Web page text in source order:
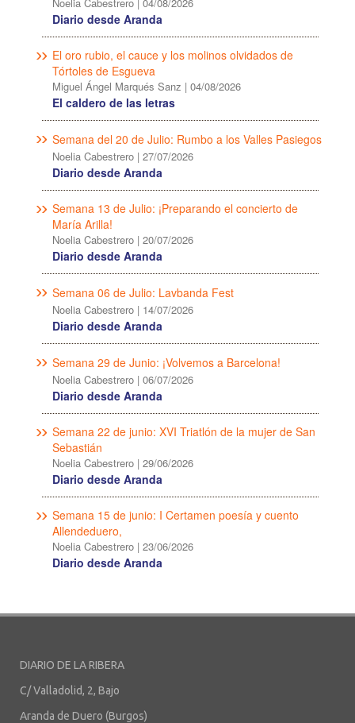
Diario desde Aranda
El oro rubio, el cauce y los molinos olvidados de
Tórtoles de Esgueva
Miguel Ángel Marqués Sanz | 04/08/2026
El caldero de las letras
Semana del 20 de Julio: Rumbo a los Valles Pasiegos
Noelia Cabestrero | 27/07/2026
Diario desde Aranda
Semana 13 de Julio: ¡Preparando el concierto de
María Arilla!
Noelia Cabestrero | 20/07/2026
Diario desde Aranda
Semana 06 de Julio: Lavbanda Fest
Noelia Cabestrero | 14/07/2026
Diario desde Aranda
Semana 29 de Junio: ¡Volvemos a Barcelona!
Noelia Cabestrero | 06/07/2026
Diario desde Aranda
Semana 22 de junio: XVI Triatlón de la mujer de San
Sebastián
Noelia Cabestrero | 29/06/2026
Diario desde Aranda
Semana 15 de junio: I Certamen poesía y cuento
Allendeduero,
Noelia Cabestrero | 23/06/2026
Diario desde Aranda
DIARIO DE LA RIBERA
C/ Valladolid, 2, Bajo
Aranda de Duero (Burgos)